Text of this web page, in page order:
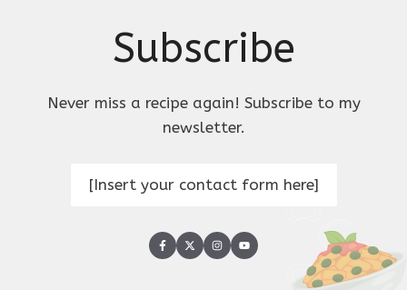
Subscribe
Never miss a recipe again! Subscribe to my
newsletter.
[Insert your contact form here]